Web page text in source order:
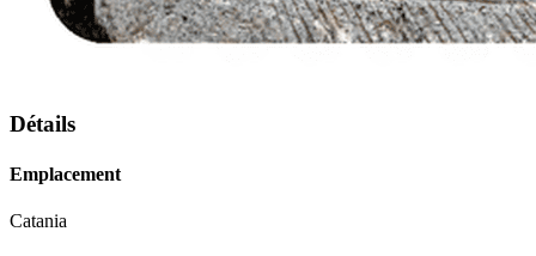
Détails
Emplacement
Catania